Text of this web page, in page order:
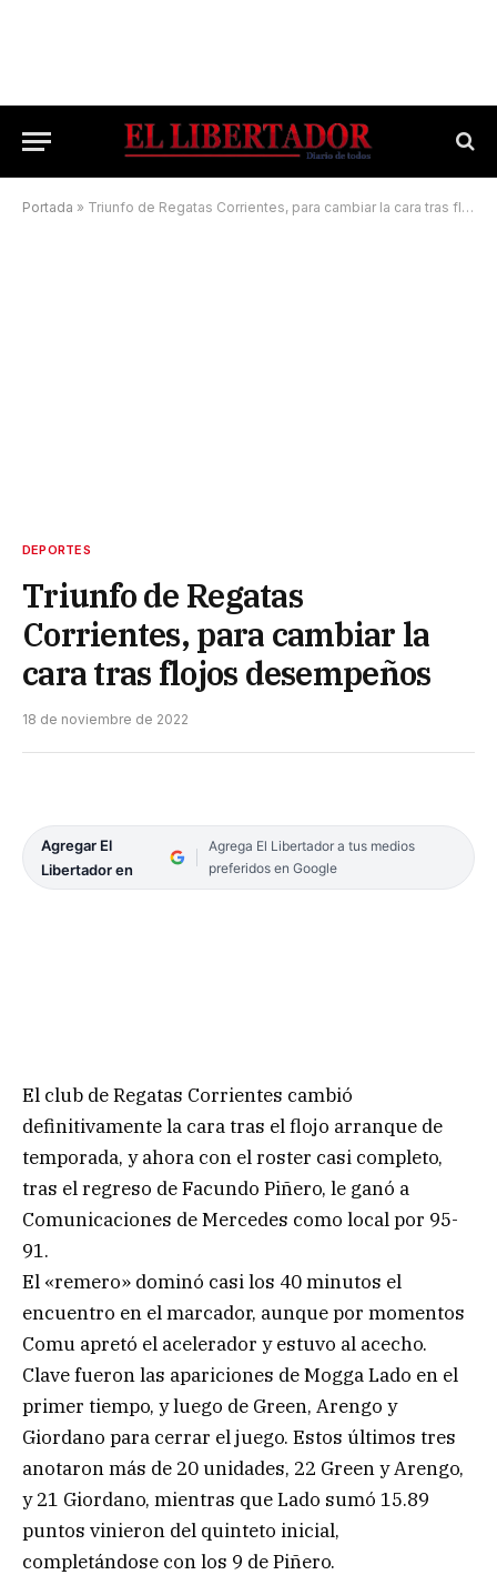
Portada » Triunfo de Regatas Corrientes, para cambiar la cara tras flojos desempeños
DEPORTES
Triunfo de Regatas
Corrientes, para cambiar la
cara tras flojos desempeños
18 de noviembre de 2022
Agregar El
Libertador en
Agrega El Libertador a tus medios
preferidos en Google
El club de Regatas Corrientes cambió
definitivamente la cara tras el flojo arranque de
temporada, y ahora con el roster casi completo,
tras el regreso de Facundo Piñero, le ganó a
Comunicaciones de Mercedes como local por 95-
91.
El «remero» dominó casi los 40 minutos el
encuentro en el marcador, aunque por momentos
Comu apretó el acelerador y estuvo al acecho.
Clave fueron las apariciones de Mogga Lado en el
primer tiempo, y luego de Green, Arengo y
Giordano para cerrar el juego. Estos últimos tres
anotaron más de 20 unidades, 22 Green y Arengo,
y 21 Giordano, mientras que Lado sumó 15.89
puntos vinieron del quinteto inicial,
completándose con los 9 de Piñero.